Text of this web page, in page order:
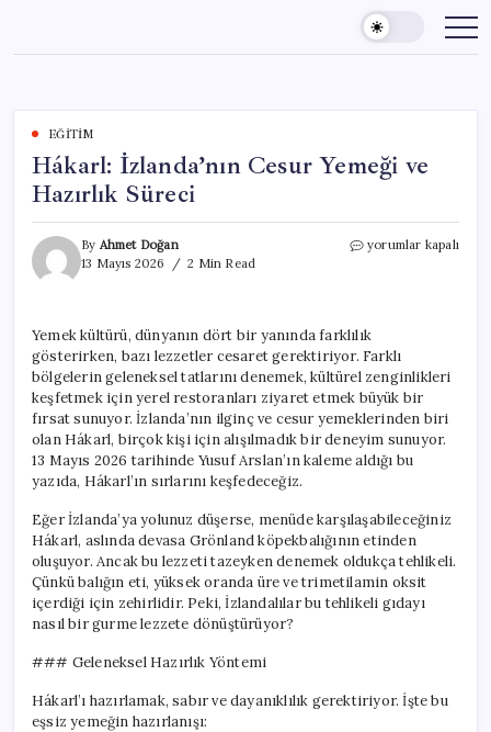
content
EĞITIM
Hákarl: İzlanda’nın Cesur Yemeği ve
Hazırlık Süreci
By Ahmet Doğan
13 Mayıs 2026
2 Min Read
Hákarl:
Hazırlık
Süreci
için
yorumlar kapalı
Yemek kültürü, dünyanın dört bir yanında farklılık
gösterirken, bazı lezzetler cesaret gerektiriyor. Farklı
bölgelerin geleneksel tatlarını denemek, kültürel zenginlikleri
keşfetmek için yerel restoranları ziyaret etmek büyük bir
fırsat sunuyor. İzlanda’nın ilginç ve cesur yemeklerinden biri
olan Hákarl, birçok kişi için alışılmadık bir deneyim sunuyor.
13 Mayıs 2026 tarihinde Yusuf Arslan’ın kaleme aldığı bu
yazıda, Hákarl’ın sırlarını keşfedeceğiz.
Eğer İzlanda’ya yolunuz düşerse, menüde karşılaşabileceğiniz
Hákarl, aslında devasa Grönland köpekbalığının etinden
oluşuyor. Ancak bu lezzeti tazeyken denemek oldukça tehlikeli.
Çünkü balığın eti, yüksek oranda üre ve trimetilamin oksit
içerdiği için zehirlidir. Peki, İzlandalılar bu tehlikeli gıdayı
nasıl bir gurme lezzete dönüştürüyor?
### Geleneksel Hazırlık Yöntemi
Hákarl’ı hazırlamak, sabır ve dayanıklılık gerektiriyor. İşte bu
eşsiz yemeğin hazırlanışı: